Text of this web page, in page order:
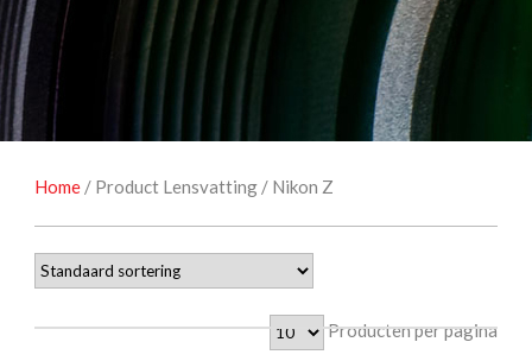
NATUUROBSERVATIE
STUDIOFOTOGRAFIE
Home / Product Lensvatting / Nikon Z
Producten per pagina